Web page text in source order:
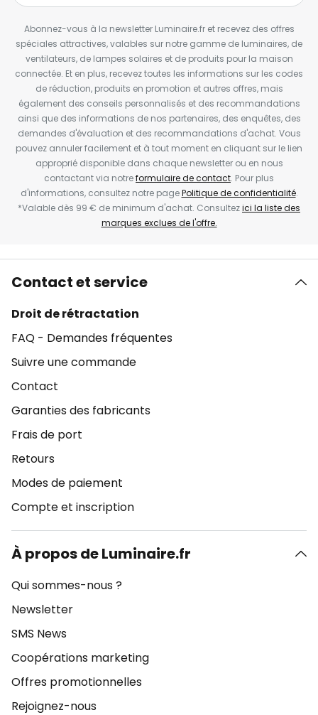
Abonnez-vous à la newsletter Luminaire.fr et recevez des offres
spéciales attractives, valables sur notre gamme de luminaires, de
ventilateurs, de lampes solaires et de produits pour la maison
connectée. Et en plus, recevez toutes les informations sur les codes
de réduction, produits en promotion et autres offres, mais
également des conseils personnalisés et des recommandations
ainsi que des informations de nos partenaires, des enquêtes, des
demandes d'évaluation et des recommandations d'achat. Vous
pouvez annuler facilement et à tout moment en cliquant sur le lien
approprié disponible dans chaque newsletter ou en nous
contactant via notreformulaire de contact. Pour plus
d'informations, consultez notre pagePolitique de confidentialité.
*Valable dès 99 € de minimum d'achat. Consultezici la liste des
marques exclues de l'offre.
Contact et service
Droit de rétractation
FAQ - Demandes fréquentes
Suivre une commande
Contact
Garanties des fabricants
Frais de port
Retours
Modes de paiement
Compte et inscription
À propos de Luminaire.fr
Qui sommes-nous ?
Newsletter
SMS News
Coopérations marketing
Offres promotionnelles
Rejoignez-nous